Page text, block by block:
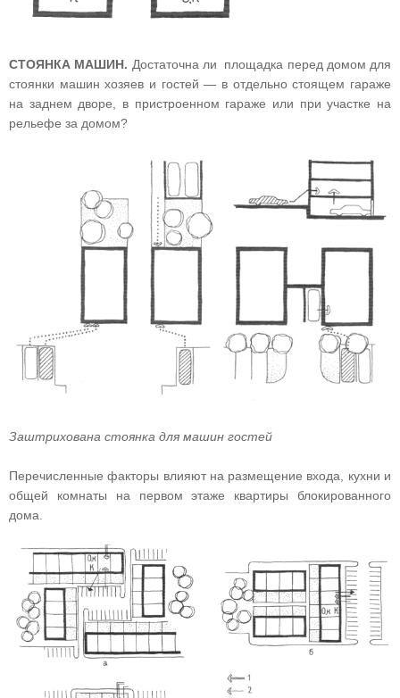
СТОЯНКА МАШИН. Достаточна ли площадка перед домом для
стоянки машин хозяев и гостей — в отдельно стоящем гараже
на заднем дворе, в пристроенном гараже или при участке на
рельефе за домом?
Заштрихована стоянка для машин гостей
Перечисленные факторы влияют на размещение входа, кухни и
общей комнаты на первом этаже квартиры блокированного
дома.